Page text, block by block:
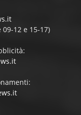
09-12 e 15-17)